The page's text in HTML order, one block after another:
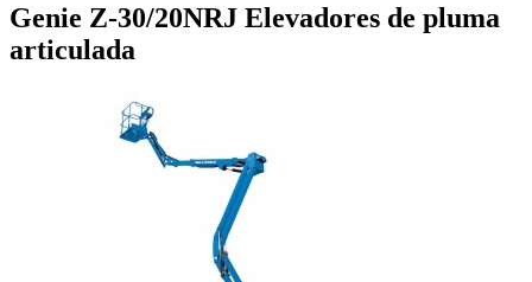
Genie Z-30/20NRJ Elevadores de pluma
articulada